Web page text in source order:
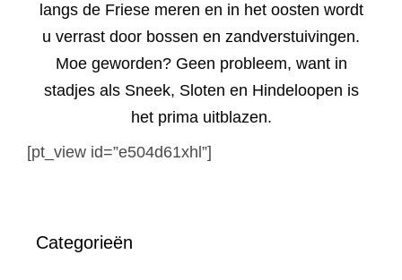
langs de Friese meren en in het oosten wordt
u verrast door bossen en zandverstuivingen.
Moe geworden? Geen probleem, want in
stadjes als Sneek, Sloten en Hindeloopen is
het prima uitblazen.
[pt_view id=”e504d61xhl”]
Categorieën